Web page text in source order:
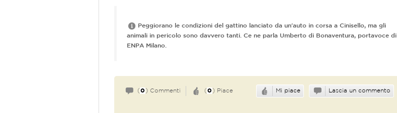
Peggiorano le condizioni del gattino lanciato da un'auto in corsa a Cinisello, ma gli
animali in pericolo sono davvero tanti. Ce ne parla Umberto di Bonaventura, portavoce di
ENPA Milano.
(0 ) Commenti (0 ) Piace Mi piace Lascia un commento